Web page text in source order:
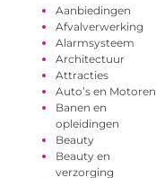
Aanbiedingen
Afvalverwerking
Alarmsysteem
Architectuur
Attracties
Auto’s en Motoren
Banen en
opleidingen
Beauty
Beauty en
verzorging